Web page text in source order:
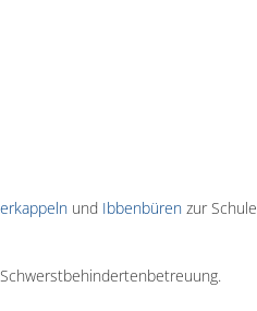
und Ibbenbüren zur Schule